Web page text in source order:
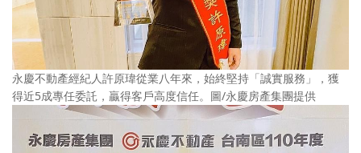
永慶不動產經紀人許原瑋從業八年來，始終堅持「誠實服務」，獲
得近5成專任委託，贏得客戶高度信任。圖/永慶房產集團提供